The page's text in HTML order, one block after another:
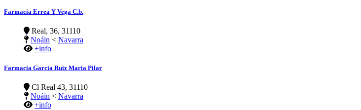
Farmacia Errea Y Vega C.b.
Real, 36, 31110
Noáin < Navarra
+info
Farmacia Garcia Ruiz Maria Pilar
Cl Real 43, 31110
Noáin < Navarra
+info